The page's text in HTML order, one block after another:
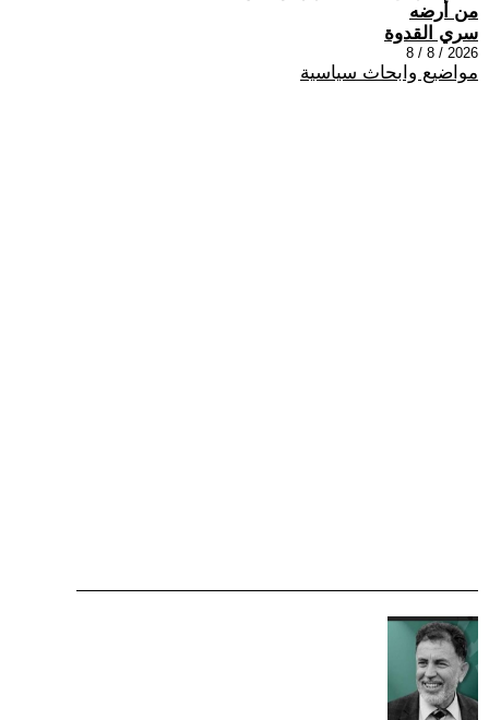
من أرضه
سري القدوة
2026 / 8 / 8
مواضيع وابحاث سياسية